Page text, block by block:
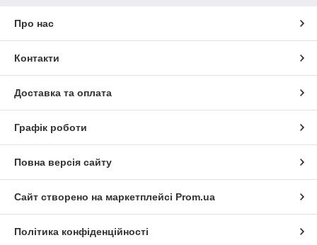
Про нас
Контакти
Доставка та оплата
Графік роботи
Повна версія сайту
Сайт створено на маркетплейсі Prom.ua
Політика конфіденційності